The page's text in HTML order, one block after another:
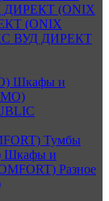
ДИРЕКТ (ONIX
(ONIX
ВУД ДИРЕКТ
Шкафы и
Тумбы
Шкафы и
Разное